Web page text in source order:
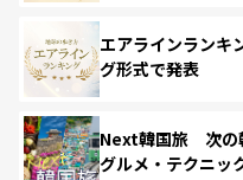
エアラインラン
グ形式で発表
Next韓国旅 次の
グルメ・テクニッ